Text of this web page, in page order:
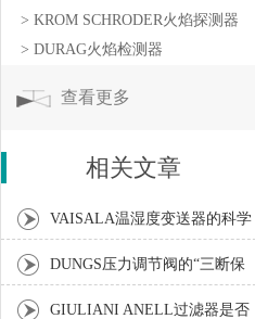
> KROM SCHRODER火焰探测器
> DURAG火焰检测器
查看更多
相关文章
VAISALA温湿度变送器的科学
安装步骤介绍
DUNGS压力调节阀的“三断保
护”介绍
GIULIANI ANELL过滤器是否